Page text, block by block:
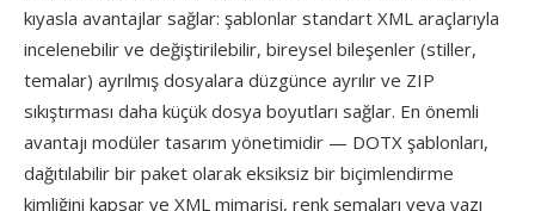
kıyasla avantajlar sağlar: şablonlar standart XML araçlarıyla
incelenebilir ve değiştirilebilir, bireysel bileşenler (stiller,
temalar) ayrılmış dosyalara düzgünce ayrılır ve ZIP
sıkıştırması daha küçük dosya boyutları sağlar. En önemli
avantajı modüler tasarım yönetimidir — DOTX şablonları,
dağıtılabilir bir paket olarak eksiksiz bir biçimlendirme
kimliğini kapsar ve XML mimarisi, renk şemaları veya yazı